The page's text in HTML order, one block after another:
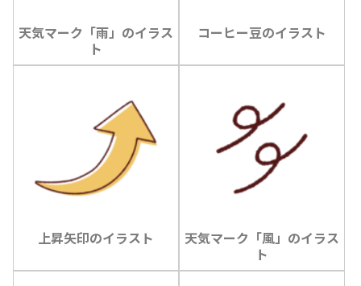
天気マーク「雨」のイラス
ト
コーヒー豆のイラスト
上昇矢印のイラスト
天気マーク「風」のイラス
ト